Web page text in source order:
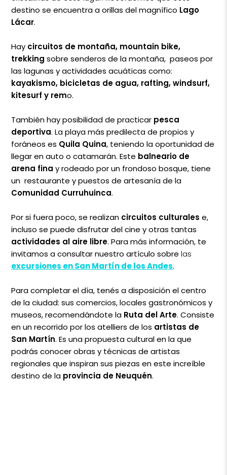
destino se encuentra a orillas del magnífico Lago
Lácar.
Hay circuitos de montaña, mountain bike,
trekking sobre senderos de la montaña, paseos por
las lagunas y actividades acuáticas como:
kayakismo, bicicletas de agua, rafting, windsurf,
kitesurf y remo.
También hay posibilidad de practicar pesca
deportiva. La playa más predilecta de propios y
foráneos es Quila Quina, teniendo la oportunidad de
llegar en auto o catamarán. Este balneario de
arena fina y rodeado por un frondoso bosque, tiene
un restaurante y puestos de artesanía de la
Comunidad Curruhuinca.
Por si fuera poco, se realizan circuitos culturales e,
incluso se puede disfrutar del cine y otras tantas
actividades al aire libre. Para más información, te
invitamos a consultar nuestro artículo sobrelas
excursiones en San Martín de los Andes.
Para completar el día, tenés a disposición el centro
de la ciudad: sus comercios, locales gastronómicos y
museos, recomendándote la Ruta del Arte. Consiste
en un recorrido por los atelliers de los artistas de
San Martín. Es una propuesta cultural en la que
podrás conocer obras y técnicas de artistas
regionales que inspiran sus piezas en este increíble
destino de la provincia de Neuquén.